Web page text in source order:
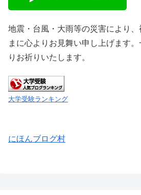
地震・台風・大雨等の災害により
まに心よりお見舞い申し上げます
りお祈りいたします。
大学受験ランキング
にほんブログ村